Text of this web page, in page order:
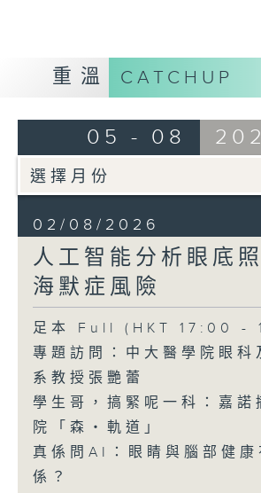
重溫 CATCHUP
05 - 08
02/08/2026
人工智能分析眼底
海默症風險
足本 Full (HKT 17:00 -
專題訪問：中大醫學院眼科
系教授張艷蕾
學生哥，搞緊呢一科：嘉諾
院「森・軌道」
真係問AI：眼睛與腦部健康
係？